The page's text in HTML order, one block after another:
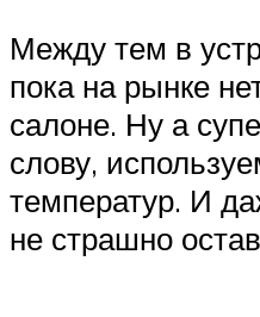
Между тем в
пока на рынке
салоне. Ну а
слову,
температур. И
не страшно